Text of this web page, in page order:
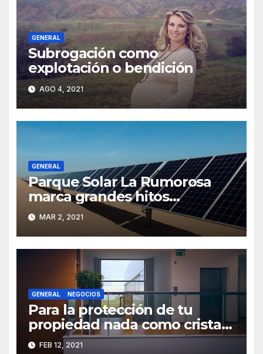
GENERAL
Subrogación como
explotación o bendición
AGO 4, 2021
GENERAL
Parque Solar La Rumorosa
marca grandes hitos
energéticos en México
MAR 2, 2021
GENERAL NEGOCIOS
Para la protección de tu
propiedad nada como cristal
de seguridad
FEB 12, 2021